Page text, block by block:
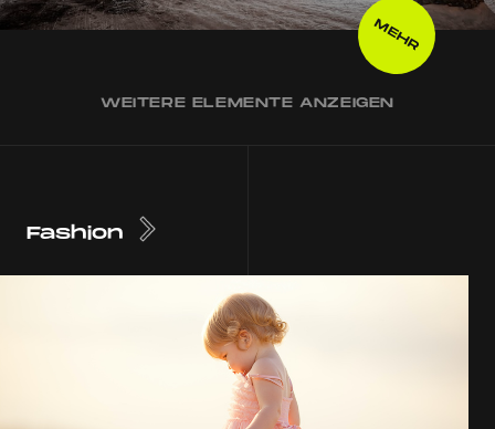
MEHR
WEITERE ELEMENTE ANZEIGEN
Fashion